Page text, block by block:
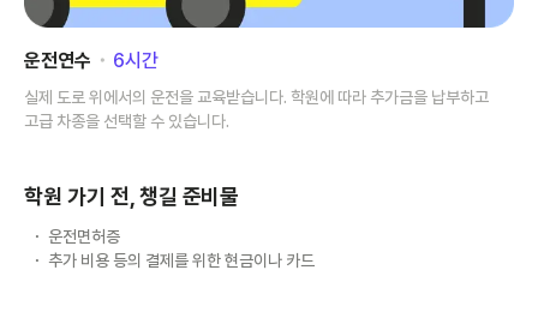
운전연수 ･ 6시간
실제 도로 위에서의 운전을 교육받습니다. 학원에 따라 추가금을 납부하고
고급 차종을 선택할 수 있습니다.
학원 가기 전, 챙길 준비물
운전면허증
추가 비용 등의 결제를 위한 현금이나 카드